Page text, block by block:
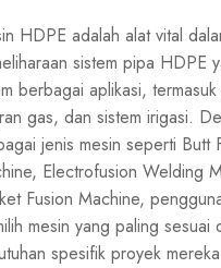
HDPE adalah alat vital
sistem pipa HDPE
berbagai aplikasi,
gas, dan sistem irigasi.
jenis mesin seperti Butt
Electrofusion Welding
Fusion Machine,
mesin yang paling sesuai
spesifik proyek